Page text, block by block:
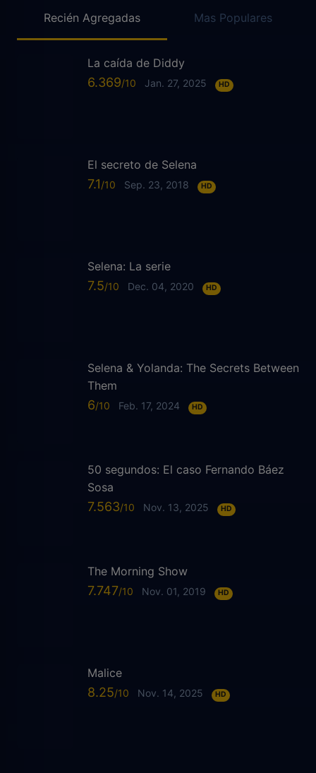
Recién Agregadas Mas Populares
La caída de Diddy
6.369 Jan. 27, 2025 HD
El secreto de Selena
7.1 Sep. 23, 2018 HD
Selena: La serie
7.5 Dec. 04, 2020 HD
Selena & Yolanda: The Secrets Between
Them
6 Feb. 17, 2024 HD
50 segundos: El caso Fernando Báez
Sosa
7.563 Nov. 13, 2025 HD
The Morning Show
7.747 Nov. 01, 2019 HD
Malice
8.25 Nov. 14, 2025 HD